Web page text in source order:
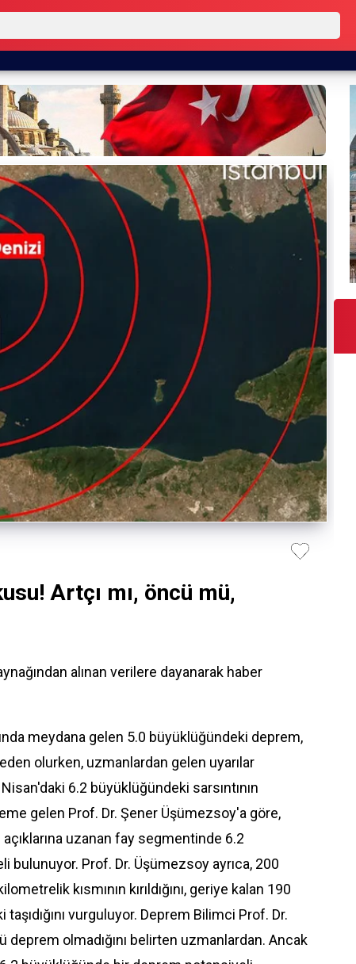
Artçı mı, öncü mü,
alınan verilere dayanarak haber
meydana gelen 5.0 büyüklüğündeki deprem,
olurken, uzmanlardan gelen uyarılar
6.2 büyüklüğündeki sarsıntının
gelen Prof. Dr. Şener Üşümezsoy'a göre,
açıklarına uzanan fay segmentinde 6.2
Prof. Dr. Üşümezsoy ayrıca, 200
kısmının kırıldığını, geriye kalan 190
vurguluyor. Deprem Bilimci Prof. Dr.
deprem olmadığını belirten uzmanlardan. Ancak